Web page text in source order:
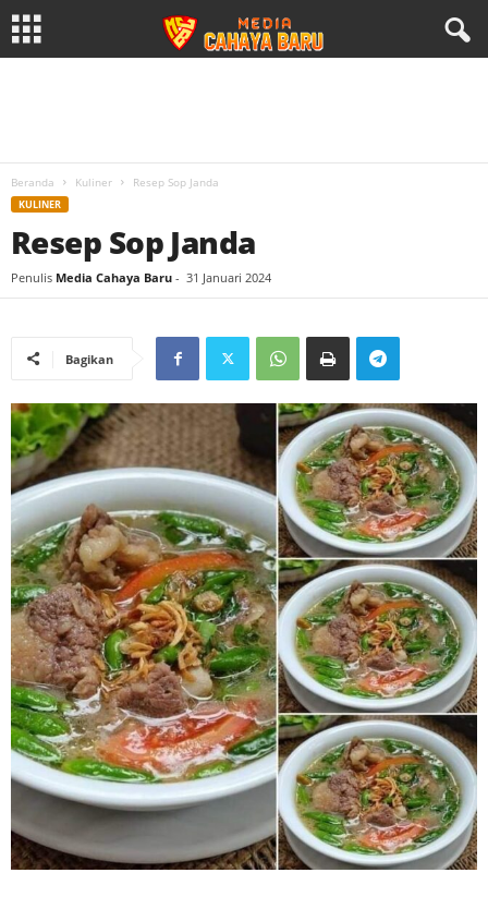
Beranda Kuliner Resep Sop Janda
KULINER
Resep Sop Janda
Penulis Media Cahaya Baru - 31 Januari 2024
Bagikan